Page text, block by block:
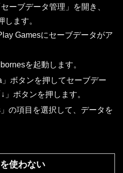
ーブデータ管理」を開き、
します。
Gamesにセーブデータがア
を起動します。
ボタンを押してセーブデー
」ボタンを押します。
の項目を選択して、データを
使わない